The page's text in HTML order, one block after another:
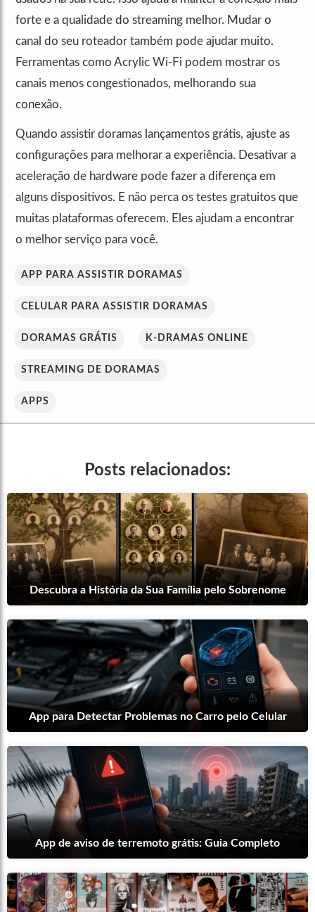
forte e a qualidade do streaming melhor. Mudar o
canal do seu roteador também pode ajudar muito.
Ferramentas como Acrylic Wi-Fi podem mostrar os
canais menos congestionados, melhorando sua
conexão.
Quando assistir doramas lançamentos grátis, ajuste as
configurações para melhorar a experiência. Desativar a
aceleração de hardware pode fazer a diferença em
alguns dispositivos. E não perca os testes gratuitos que
muitas plataformas oferecem. Eles ajudam a encontrar
o melhor serviço para você.
APP PARA ASSISTIR DORAMAS
CELULAR PARA ASSISTIR DORAMAS
DORAMAS GRÁTIS K-DRAMAS ONLINE
STREAMING DE DORAMAS
APPS
Posts relacionados:
Descubra a História da Sua Família pelo Sobrenome
App para Detectar Problemas no Carro pelo Celular
App de aviso de terremoto grátis: Guia Completo